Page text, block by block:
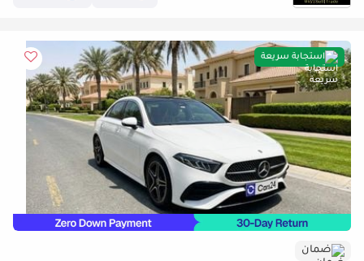
استجابة سريعة
ضمان